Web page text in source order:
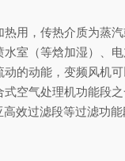
用，传热介质为蒸
室（等焓加湿）、
的动能，变频风机
空气处理机功能段
效过滤段等过滤功能